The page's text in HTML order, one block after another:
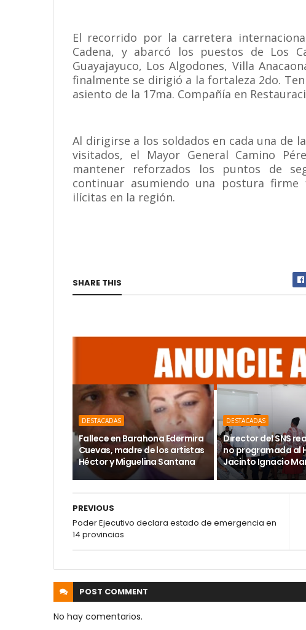
El recorrido por la carretera
Cadena, y abarcó los puestos de Los
Guayajayuco, Los Algodones, Villa
finalmente se dirigió a la fortaleza 2do.
asiento de la 17ma. Compañía en
Al dirigirse a los soldados en cada una de
visitados, el Mayor General Camino
mantener reforzados los puntos de
continuar asumiendo una postura
ilícitas en la región.
SHARE THIS
DESTACADAS
Fallece en Barahona Edermira
Cuevas, madre de los artistas
Héctor y Miguelina Santana
DESTACADAS
Director del SNS
no programada al
Jacinto Ignacio
PREVIOUS
Poder Ejecutivo declara estado de emergencia en
14 provincias
POST COMMENT
No hay comentarios.